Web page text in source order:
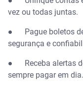
vez ou todas juntas.
● Pague boletos
segurança e
● Receba alertas
sempre pagar em dia.